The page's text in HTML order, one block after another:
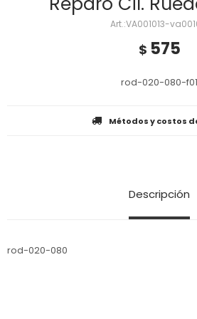
VA001013-
$ 575
rod-020-080-f01
Métodos y costos
Descripción
rod-020-080